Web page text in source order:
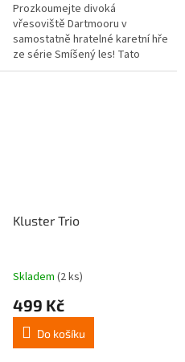
Prozkoumejte divoká
vřesoviště Dartmooru v
samostatně hratelné karetní hře
ze série Smíšený les! Tato
taktická přírodní hra vás zavede
Kluster Trio
Skladem (2 ks)
499 Kč
Do košíku